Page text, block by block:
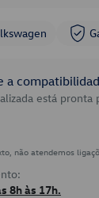
a
está pronta
não atendemos
8h às 17h.